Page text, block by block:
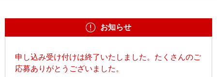
お知らせ
申し込み受け付けは終了いたしました。たくさんのご
応募ありがとうございました。